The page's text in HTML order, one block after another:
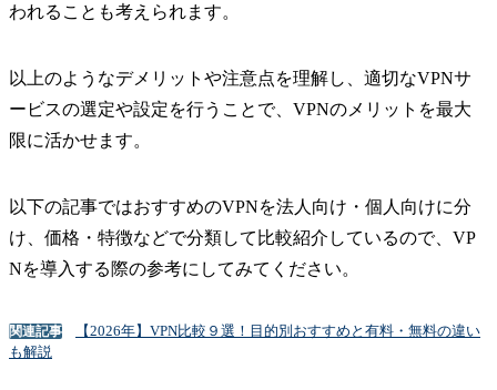
われることも考えられます。
以上のようなデメリットや注意点を理解し、適切なVPNサ
ービスの選定や設定を行うことで、VPNのメリットを最大
限に活かせます。
以下の記事ではおすすめのVPNを法人向け・個人向けに分
け、価格・特徴などで分類して比較紹介しているので、VP
Nを導入する際の参考にしてみてください。
関連記事
【2026年】VPN比較９選！目的別おすすめと有料・無料の違い
も解説